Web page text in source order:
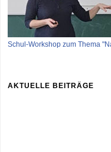
Schul-Workshop zum Thema
AKTUELLE BEITRÄGE